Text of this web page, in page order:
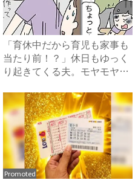
「育休中だから育児も家事も
当たり前！？」休日もゆっく
り起きてくる夫。モヤモヤが
Promoted